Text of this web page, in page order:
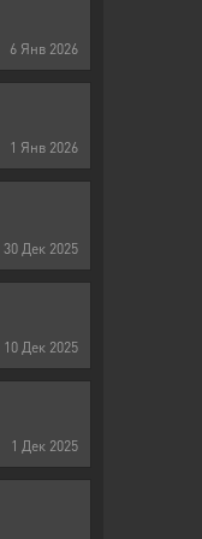
6 Янв 2026
1 Янв 2026
30 Дек 2025
10 Дек 2025
1 Дек 2025